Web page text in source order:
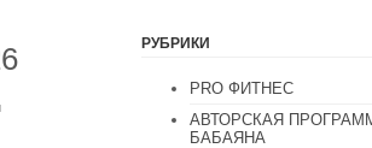
РУБРИКИ
PRO ФИТНЕС
АВТОРСКАЯ
БАБАЯНА